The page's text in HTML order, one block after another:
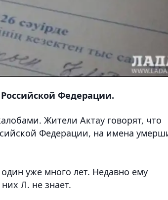
Федерации.
Жители Актау говорят, что
Федерации, на имена
уже много лет. Недавно ему
Л. не знает.